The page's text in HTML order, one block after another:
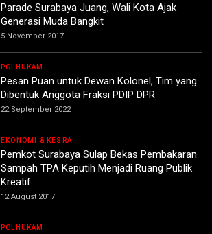
Parade Surabaya Juang, Wali Kota Ajak
Generasi Muda Bangkit
5 November 2017
POLHUKAM
Pesan Puan untuk Dewan Kolonel, Tim yang
Dibentuk Anggota Fraksi PDIP DPR
22 September 2022
EKONOMI & KESRA
Pemkot Surabaya Sulap Bekas Pembakaran
Sampah TPA Keputih Menjadi Ruang Publik
Kreatif
12 August 2017
POLHUKAM